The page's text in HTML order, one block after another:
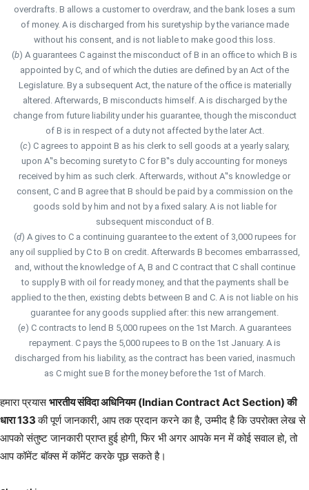
overdrafts. B allows a customer to overdraw, and the bank loses a sum
of money. A is discharged from his suretyship by the variance made
without his consent, and is not liable to make good this loss.
(b) A guarantees C against the misconduct of B in an office to which B is
appointed by C, and of which the duties are defined by an Act of the
Legislature. By a subsequent Act, the nature of the office is materially
altered. Afterwards, B misconducts himself. A is discharged by the
change from future liability under his guarantee, though the misconduct
of B is in respect of a duty not affected by the later Act.
(c) C agrees to appoint B as his clerk to sell goods at a yearly salary,
upon A‟s becoming surety to C for B‟s duly accounting for moneys
received by him as such clerk. Afterwards, without A‟s knowledge or
consent, C and B agree that B should be paid by a commission on the
goods sold by him and not by a fixed salary. A is not liable for
subsequent misconduct of B.
(d) A gives to C a continuing guarantee to the extent of 3,000 rupees for
any oil supplied by C to B on credit. Afterwards B becomes embarrassed,
and, without the knowledge of A, B and C contract that C shall continue
to supply B with oil for ready money, and that the payments shall be
applied to the then, existing debts between B and C. A is not liable on his
guarantee for any goods supplied after: this new arrangement.
(e) C contracts to lend B 5,000 rupees on the 1st March. A guarantees
repayment. C pays the 5,000 rupees to B on the 1st January. A is
discharged from his liability, as the contract has been varied, inasmuch
as C might sue B for the money before the 1st of March.
हमारा प्रयासभारतीय संविदा अधिनियम (Indian Contract Act Section) की
धारा 133की पूर्ण जानकारी, आप तक प्रदान करने का है, उम्मीद है कि उपरोक्त लेख से
आपको संतुष्ट जानकारी प्राप्त हुई होगी, फिर भी अगर आपके मन में कोई सवाल हो, तो
आप कॉमेंट बॉक्स में कॉमेंट करके पूछ सकते है।